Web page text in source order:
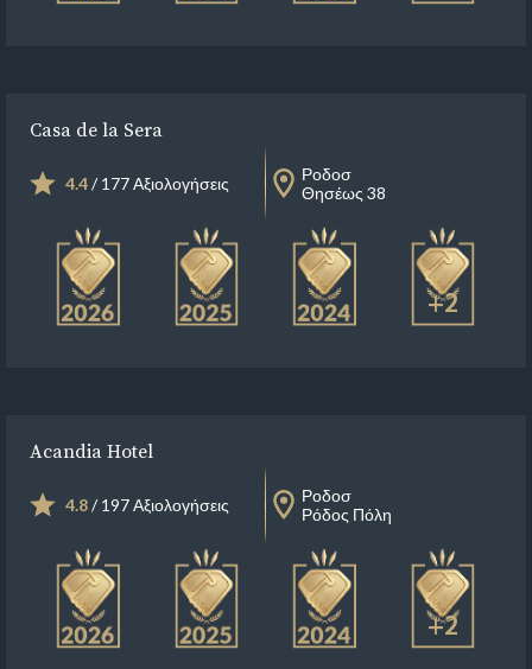
Casa de la Sera
4.4/ 177 Αξιολογήσεις
Ροδοσ
Θησέως 38
+2
Acandia Hotel
4.8/ 197 Αξιολογήσεις
Ροδοσ
Ρόδος Πόλη
+2